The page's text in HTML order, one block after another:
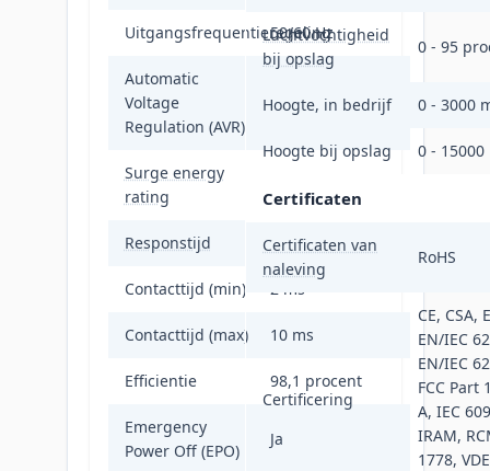
Uitgangsfrequentieregeling
50/60 Hz
Automatic
Voltage
Regulation (AVR)
Ja
Surge energy
rating
Responstijd 4 ms
Contacttijd (min) 2 ms
Contacttijd (max) 10 ms
Efficientie 98,1 procent
Emergency
Power Off (EPO)
Ja
Luchtvochtigheid
bij opslag
0 - 95
Hoogte, in bedrijf 0 - 3000
Hoogte bij opslag 0 - 15000
Certificaten
Certificaten van
naleving
RoHS
Certificering
CE, CSA,
EN/IEC
EN/IEC
FCC Part
A, IEC
IRAM,
1778,